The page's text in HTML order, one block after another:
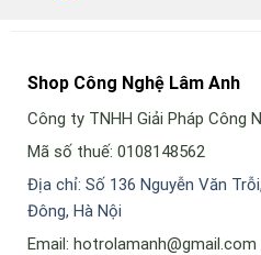
Shop Công Nghệ Lâm Anh
Công ty TNHH Giải Pháp Công
Mã số thuế: 0108148562
Địa chỉ: Số 136 Nguyễn Văn
Đông, Hà Nội
Email: hotrolamanh@gmail.com